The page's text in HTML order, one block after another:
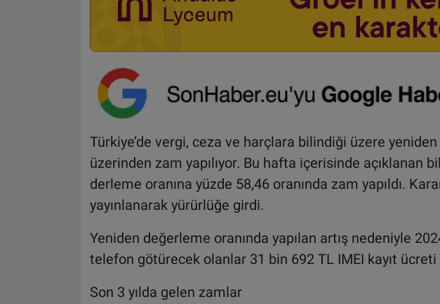
Türkiye’de vergi, ceza ve harçlara bilindiği üzere
üzerinden zam yapılıyor. Bu hafta içerisinde açıklanan
derleme oranına yüzde 58,46 oranında zam yapıldı.
yayınlanarak yürürlüğe girdi.
Yeniden değerleme oranında yapılan artış nedeniyle
telefon götürecek olanlar 31 bin 692 TL IMEI kayıt ücreti
Son 3 yılda gelen zamlar